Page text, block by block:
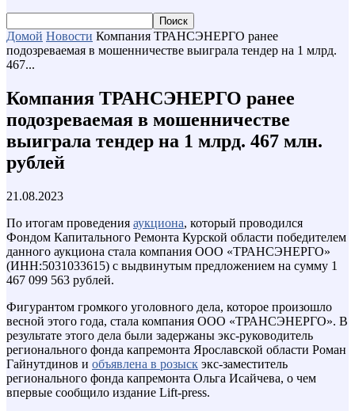
Домой Новости Компания ТРАНСЭНЕРГО ранее
подозреваемая в мошенничестве выиграла тендер на 1 млрд.
467...
Компания ТРАНСЭНЕРГО ранее
подозреваемая в мошенничестве
выиграла тендер на 1 млрд. 467 млн.
рублей
21.08.2023
По итогам проведения аукциона, который проводился
Фондом Капитального Ремонта Курской области победителем
данного аукциона стала компания ООО «ТРАНСЭНЕРГО»
(ИНН:5031033615) с выдвинутым предложением на сумму 1
467 099 563 рублей.
Фигурантом громкого уголовного дела, которое произошло
весной этого года, стала компания ООО «ТРАНСЭНЕРГО». В
результате этого дела были задержаны экс-руководитель
регионального фонда капремонта Ярославской области Роман
Гайнутдинов и объявлена в розыск экс-заместитель
регионального фонда капремонта Ольга Исайчева, о чем
впервые сообщило издание Lift-press.